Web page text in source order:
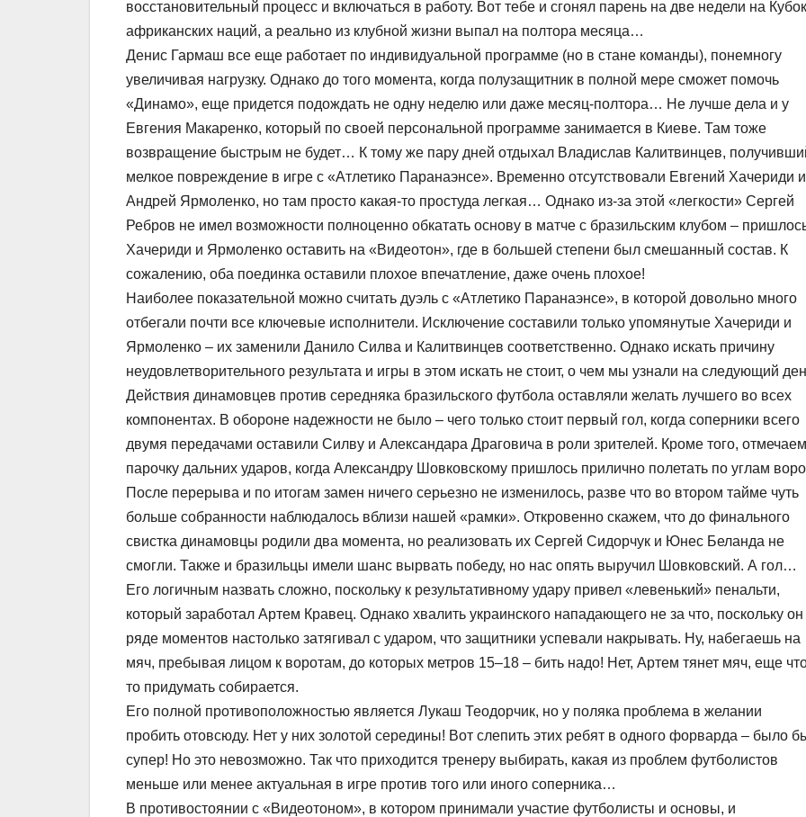
восстановительный процесс и включаться в работу. Вот тебе и сгонял парень на две недели на Кубок
африканских наций, а реально из клубной жизни выпал на полтора месяца…
Денис Гармаш все еще работает по индивидуальной программе (но в стане команды), понемногу
увеличивая нагрузку. Однако до того момента, когда полузащитник в полной мере сможет помочь
«Динамо», еще придется подождать не одну неделю или даже месяц-полтора… Не лучше дела и у
Евгения Макаренко, который по своей персональной программе занимается в Киеве. Там тоже
возвращение быстрым не будет… К тому же пару дней отдыхал Владислав Калитвинцев,
мелкое повреждение в игре с «Атлетико Паранаэнсе». Временно отсутствовали Евгений Хачериди и
Андрей Ярмоленко, но там просто какая-то простуда легкая… Однако из-за этой «легкости» Сергей
Ребров не имел возможности полноценно обкатать основу в матче с бразильским клубом –
Хачериди и Ярмоленко оставить на «Видеотон», где в большей степени был смешанный состав. К
сожалению, оба поединка оставили плохое впечатление, даже очень плохое!
Наиболее показательной можно считать дуэль с «Атлетико Паранаэнсе», в которой довольно много
отбегали почти все ключевые исполнители. Исключение составили только упомянутые Хачериди и
Ярмоленко – их заменили Данило Силва и Калитвинцев соответственно. Однако искать причину
неудовлетворительного результата и игры в этом искать не стоит, о чем мы узнали на следующий
Действия динамовцев против середняка бразильского футбола оставляли желать лучшего во всех
компонентах. В обороне надежности не было – чего только стоит первый гол, когда соперники всего
двумя передачами оставили Силву и Александара Драговича в роли зрителей. Кроме того, отмечаем
парочку дальних ударов, когда Александру Шовковскому пришлось прилично полетать по углам
После перерыва и по итогам замен ничего серьезно не изменилось, разве что во втором тайме чуть
больше собранности наблюдалось вблизи нашей «рамки». Откровенно скажем, что до финального
свистка динамовцы родили два момента, но реализовать их Сергей Сидорчук и Юнес Беланда не
смогли. Также и бразильцы имели шанс вырвать победу, но нас опять выручил Шовковский. А гол…
Его логичным назвать сложно, поскольку к результативному удару привел «левенький» пенальти,
который заработал Артем Кравец. Однако хвалить украинского нападающего не за что, поскольку он
ряде моментов настолько затягивал с ударом, что защитники успевали накрывать. Ну, набегаешь на
мяч, пребывая лицом к воротам, до которых метров 15–18 – бить надо! Нет, Артем тянет мяч, еще
то придумать собирается.
Его полной противоположностью является Лукаш Теодорчик, но у поляка проблема в желании
пробить отовсюду. Нет у них золотой середины! Вот слепить этих ребят в одного форварда – было
супер! Но это невозможно. Так что приходится тренеру выбирать, какая из проблем футболистов
меньше или менее актуальная в игре против того или иного соперника…
В противостоянии с «Видеотоном», в котором принимали участие футболисты и основы, и